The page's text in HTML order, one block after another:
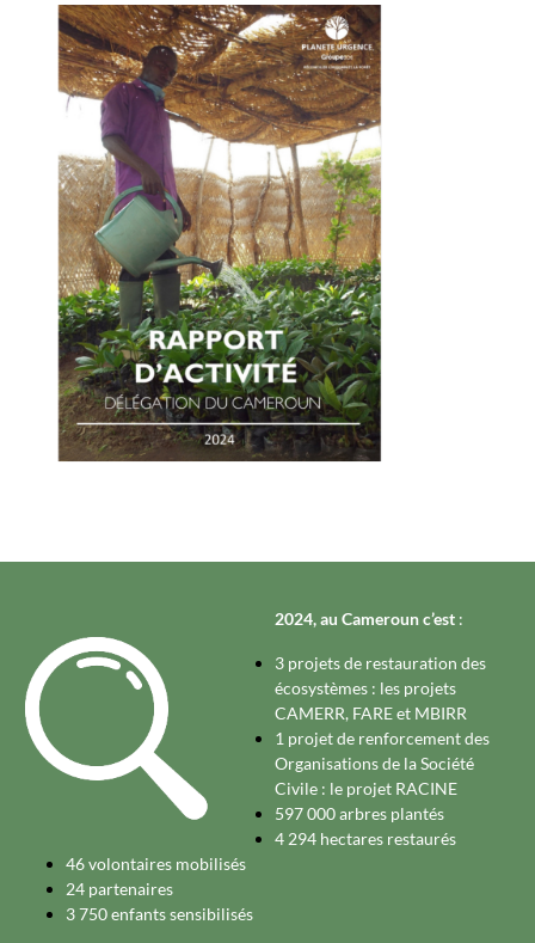
2024, au Cameroun c’est :
3 projets de restauration des
écosystèmes : les projets
CAMERR, FARE et MBIRR
1 projet de renforcement des
Organisations de la Société
Civile : le projet RACINE
597 000 arbres plantés
4 294 hectares restaurés
46 volontaires mobilisés
24 partenaires
3 750 enfants sensibilisés